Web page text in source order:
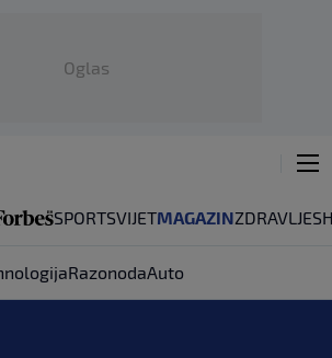
Oglas
SPORTSVIJETMAGAZINZDRAVLJE
RazonodaAuto